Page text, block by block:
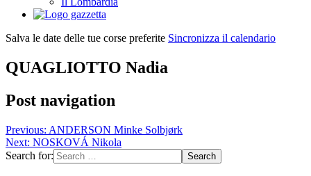
Salva le date delle tue corse preferite Sincronizza il calendario
QUAGLIOTTO Nadia
Post navigation
Previous: ANDERSON Minke Solbjørk
Next: NOSKOVÁ Nikola
Search for: